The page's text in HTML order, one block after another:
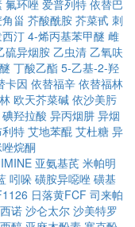
氟环唑 爱普列特 依替巴
甾 芥酸酰胺 芥菜甙 刺
汀 4-烯丙基苯甲醚 雌
硫异烟胺 乙虫清 乙氧呋
丁酸乙酯 5-乙基-2-羟
卡因 依替福辛 依替福林
欧天芥菜碱 依沙美肟
碘羟拉酸 异丙烟肼 异烟
特 艾地苯醌 艾杜糖 异
烷酮
IMINE 亚氨基芪 米帕明
吲哚 磺胺异噁唑 磺基
日落黄FCF 司来帕
诺 沙仑太尔 沙美特罗